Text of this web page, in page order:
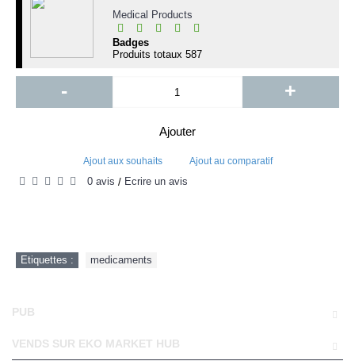
Medical Products
Badges
Produits totaux 587
- +
Ajouter
Ajout aux souhaits Ajout au comparatif
0 avis / Écrire un avis
Etiquettes : medicaments
PUB
VENDS SUR EKO MARKET HUB